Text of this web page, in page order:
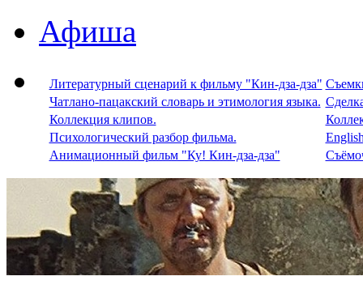
Афиша
Литературный сценарий к фильму "Кин-дза-дза"
Чатлано-пацакский словарь и этимология языка.
Коллекция клипов.
Психологический разбор фильма.
Анимационный фильм "Ку! Кин-дза-дза"